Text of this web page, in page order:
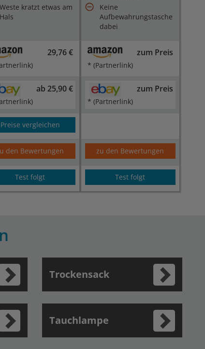
Weste kratzt etwas am
Hals
Keine
Aufbewahrungstasche
dabei
29,76 € zum Preis
* (Partnerlink)
ab 25,90 € zum Preis
* (Partnerlink)
Preise vergleichen
den Bewertungen zu den Bewertungen
Test folgt Test folgt
Trockensack
Tauchlampe